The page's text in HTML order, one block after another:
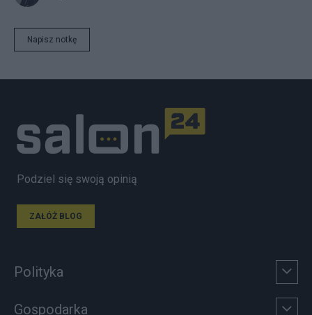
Napisz notkę
Podziel się swoją opinią
ZAŁÓŻ BLOG
Polityka
Gospodarka